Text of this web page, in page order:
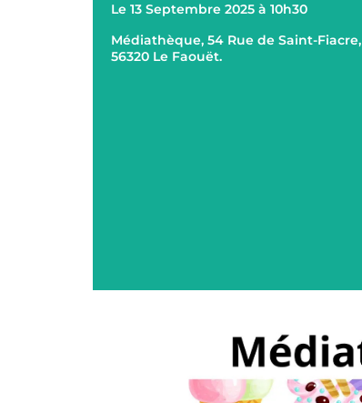
Le 13 Septembre 2025 à 10h30
Médiathèque, 54 Rue de Saint-Fiacre,
56320 Le Faouët.